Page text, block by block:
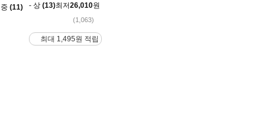
(11)
- 상 (13)최저26,010원
(1,063)
최대 1,495원 적립